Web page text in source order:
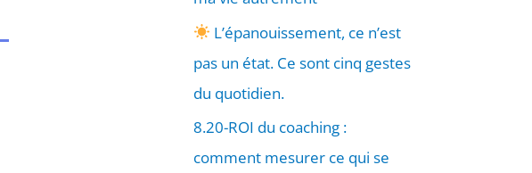
L’épanouissement, ce n’est
pas un état. Ce sont cinq gestes
du quotidien.
8.20-ROI du coaching :
comment mesurer ce qui se